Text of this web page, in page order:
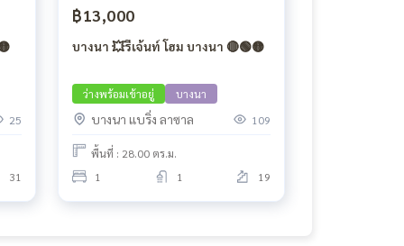
25
31
฿13,000
บางนา 💥รีเจ้นท์ โฮม บางนา 🔴🟢🟡
ว่างพร้อมเข้าอยู่ บางนา
บางนา แบริ่ง ลาซาล 109
พื้นที่ : 28.00 ตร.ม.
1
1 19